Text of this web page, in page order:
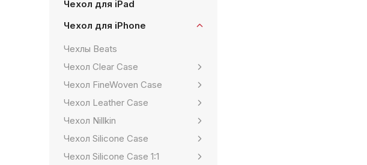
Чехол для iPad
Чехол для iPhone
Чехлы Beats
Чехол Clear Case
Чехол FineWoven Case
Чехол Leather Case
Чехол Nillkin
Чехол Silicone Case
Чехол Silicone Case 1:1